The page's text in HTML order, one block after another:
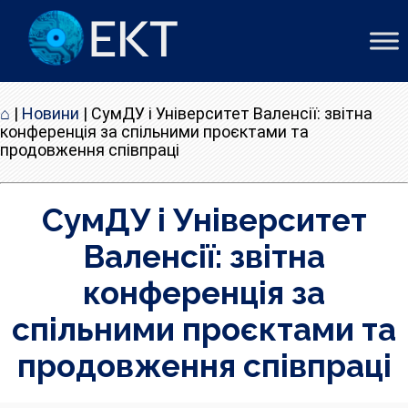
⌂ | Новини | СумДУ і Університет Валенсії: звітна
конференція за спільними проєктами та
продовження співпраці
СумДУ і Університет
Валенсії: звітна
конференція за
спільними проєктами та
продовження співпраці